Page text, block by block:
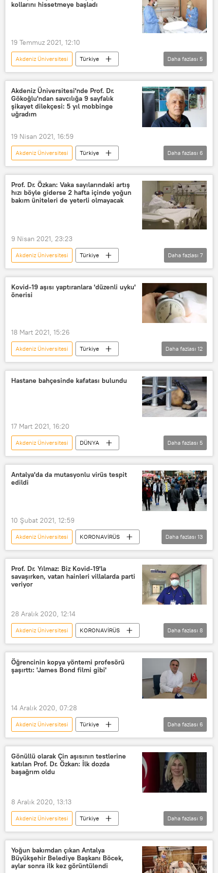
kollarını hissetmeye başladı
19 Temmuz 2021, 12:10
Akdeniz Üniversitesi
Türkiye
DÜNYA
Haberler
TÜRKİYE
Organ nakli
Nakil
Yavuz Ayılmazdır
Daha fazlası 5
Akdeniz Üniversitesi'nde Prof. Dr.
Gökoğlu'ndan savcılığa 9 sayfalık
şikayet dilekçesi: 5 yıl mobbinge
uğradım
19 Nisan 2021, 16:59
Akdeniz Üniversitesi
Türkiye
DÜNYA
Haberler
Mehmet Gökoğlu
Dekan
Savcılık
Mobbing
Daha fazlası 6
Prof. Dr. Özkan: Vaka sayılarındaki artış
hızı böyle giderse 2 hafta içinde yoğun
bakım üniteleri de yeterli olmayacak
9 Nisan 2021, 23:23
Akdeniz Üniversitesi
Türkiye
DÜNYA
Haberler
KORONAVİRÜS
TÜRKİYE
Özlenen Özkan
Daha fazlası 7
Kovid-19 aşısı yaptıranlara 'düzenli uyku'
önerisi
18 Mart 2021, 15:26
Akdeniz Üniversitesi
Türkiye
DÜNYA
Haberler
Aşı
Kovid-19
Koronavirüs
Sağlıklı uyku
Daha fazlası 12
Hastane bahçesinde kafatası bulundu
17 Mart 2021, 16:20
Akdeniz Üniversitesi
DÜNYA
Haberler
Türkiye
Kafatası
Antalya
insan
Daha fazlası 5
Antalya'da da mutasyonlu virüs tespit
edildi
10 Şubat 2021, 12:59
Akdeniz Üniversitesi
KORONAVİRÜS
Haberler
Türkiye
DÜNYA
Özlenen Özkan
mutasyon
Koronavirüs
Antalya
Oxford
Oxford Üniversitesi
Daha fazlası 13
Prof. Dr. Yılmaz: Biz Kovid-19'la
savaşırken, vatan hainleri villalarda parti
veriyor
28 Aralık 2020, 12:14
Akdeniz Üniversitesi
KORONAVİRÜS
Türkiye
DÜNYA
Haberler
Antalya
Koronavirüs
Kovid-19
Vatan
Daha fazlası 8
Öğrencinin kopya yöntemi profesörü
şaşırttı: 'James Bond filmi gibi'
14 Aralık 2020, 07:28
Akdeniz Üniversitesi
Türkiye
DÜNYA
Haberler
Koronavirüs
Uzaktan eğitim
kopya
Murat Turhan
Daha fazlası 6
Gönüllü olarak Çin aşısının testlerine
katılan Prof. Dr. Özkan: İlk dozda
başağrım oldu
8 Aralık 2020, 13:13
Akdeniz Üniversitesi
Türkiye
DÜNYA
Haberler
Özlenen Özkan
Çin
Koronavirüs
Koronavirüs aşısı
Daha fazlası 9
Yoğun bakımdan çıkan Antalya
Büyükşehir Belediye Başkanı Böcek,
aylar sonra ilk kez görüntülendi